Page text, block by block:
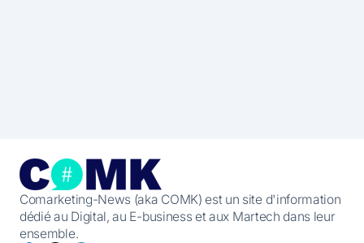
Comarketing-News (aka COMK) est un site d'information
dédié au Digital, au E-business et aux Martech dans leur
ensemble.